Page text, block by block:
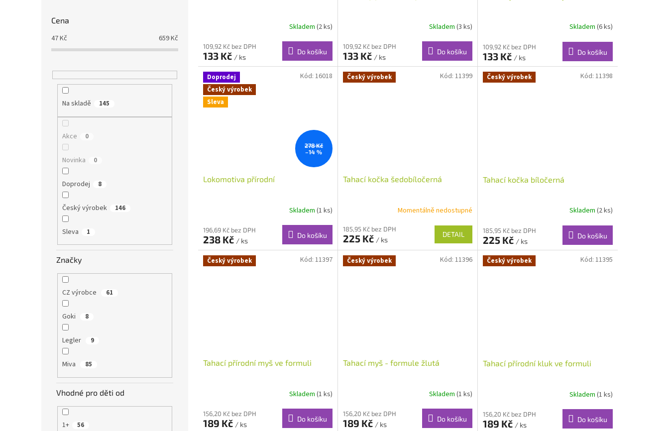
Cena
47Kč 659Kč
Na skladě 145
Akce 0
Novinka 0
Doprodej 8
Český výrobek 146
Sleva 1
Značky
CZ výrobce 61
Goki 8
Legler 9
Miva 85
Vhodné pro děti od
1+ 56
Skladem (2 ks)
109,92 Kč bez DPH
133 Kč / ks
Do košíku
Skladem (3 ks)
109,92 Kč bez DPH
133 Kč / ks
Do košíku
Skladem (6 ks)
109,92 Kč bez DPH
133 Kč / ks
Do košíku
Doprodej
Český výrobek
Sleva
278 Kč
–14 %
Lokomotiva přírodní
Skladem (1 ks)
196,69 Kč bez DPH
238 Kč / ks
Do košíku
Kód: 16018 Český výrobek
Tahací kočka šedobíločerná
Momentálně nedostupné
185,95 Kč bez DPH
225 Kč / ks
DETAIL
Kód: 11399 Český výrobek
Tahací kočka bíločerná
Skladem (2 ks)
185,95 Kč bez DPH
225 Kč / ks
Do košíku
Kód: 11398
Český výrobek
Tahací přírodní myš ve formuli
Skladem (1 ks)
156,20 Kč bez DPH
189 Kč / ks
Do košíku
Kód: 11397 Český výrobek
Tahací myš - formule žlutá
Skladem (1 ks)
156,20 Kč bez DPH
189 Kč / ks
Do košíku
Kód: 11396 Český výrobek
Tahací přírodní kluk ve formuli
Skladem (1 ks)
156,20 Kč bez DPH
189 Kč / ks
Do košíku
Kód: 11395